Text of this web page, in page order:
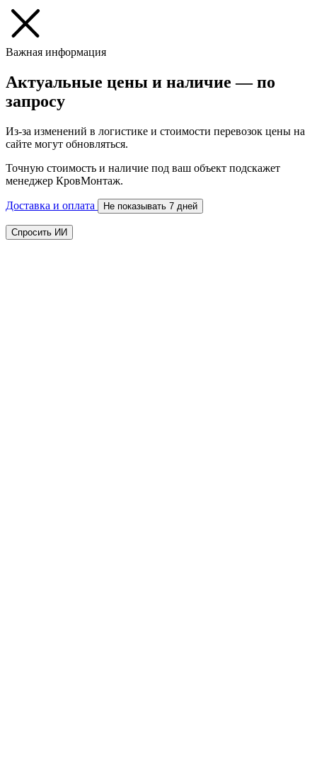
Важная информация
Актуальные цены и наличие — по
запросу
Из-за изменений в логистике и стоимости перевозок цены на
сайте могут обновляться.
Точную стоимость и наличие под ваш объект подскажет
менеджер КровМонтаж.
Доставка и оплата Не показывать 7 дней
Спросить ИИ